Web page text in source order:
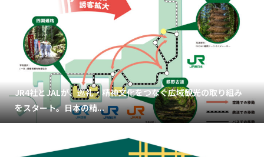
JR4社とJALが、巡礼・精神文化をつなぐ広域観光の取り組み
をスタート。日本の精...